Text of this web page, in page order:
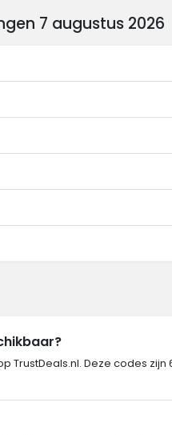
7 augustus 2026
TrustDeals.nl. Deze codes zijn